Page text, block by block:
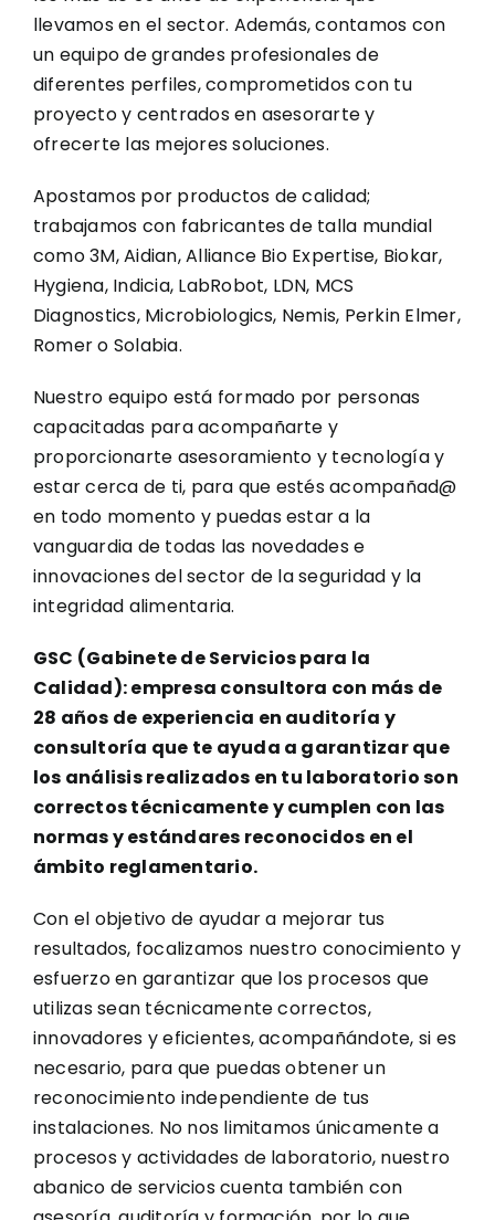
llevamos en el sector. Además, contamos con
un equipo de grandes profesionales de
diferentes perfiles, comprometidos con tu
proyecto y centrados en asesorarte y
ofrecerte las mejores soluciones.
Apostamos por productos de calidad;
trabajamos con fabricantes de talla mundial
como 3M, Aidian, Alliance Bio Expertise, Biokar,
Hygiena, Indicia, LabRobot, LDN, MCS
Diagnostics, Microbiologics, Nemis, Perkin Elmer,
Romer o Solabia.
Nuestro equipo está formado por personas
capacitadas para acompañarte y
proporcionarte asesoramiento y tecnología y
estar cerca de ti, para que estés acompañad@
en todo momento y puedas estar a la
vanguardia de todas las novedades e
innovaciones del sector de la seguridad y la
integridad alimentaria.
GSC (Gabinete de Servicios para la
Calidad): empresa consultora con más de
28 años de experiencia en auditoría y
consultoría que te ayuda a garantizar que
los análisis realizados en tu laboratorio son
correctos técnicamente y cumplen con las
normas y estándares reconocidos en el
ámbito reglamentario.
Con el objetivo de ayudar a mejorar tus
resultados, focalizamos nuestro conocimiento y
esfuerzo en garantizar que los procesos que
utilizas sean técnicamente correctos,
innovadores y eficientes, acompañándote, si es
necesario, para que puedas obtener un
reconocimiento independiente de tus
instalaciones. No nos limitamos únicamente a
procesos y actividades de laboratorio, nuestro
abanico de servicios cuenta también con